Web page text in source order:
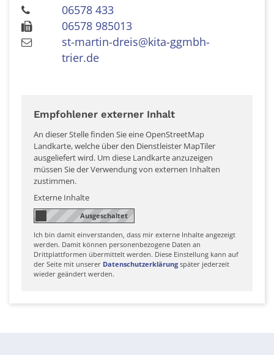
06578 433
06578 985013
st-martin-dreis@kita-ggmbh-
trier.de
Empfohlener externer Inhalt
An dieser Stelle finden Sie eine OpenStreetMap
Landkarte, welche über den Dienstleister MapTiler
ausgeliefert wird. Um diese Landkarte anzuzeigen
müssen Sie der Verwendung von externen Inhalten
zustimmen.
Externe Inhalte
Ich bin damit einverstanden, dass mir externe Inhalte angezeigt
werden. Damit können personenbezogene Daten an
Drittplattformen übermittelt werden. Diese Einstellung kann auf
der Seite mit unserer Datenschutzerklärung später jederzeit
wieder geändert werden.